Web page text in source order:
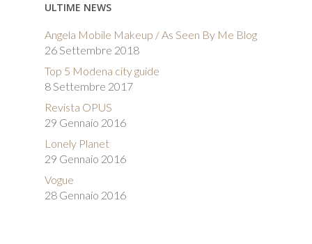
ULTIME NEWS
Angela Mobile Makeup / As Seen By Me Blog
26 Settembre 2018
Top 5 Modena city guide
8 Settembre 2017
Revista OPUS
29 Gennaio 2016
Lonely Planet
29 Gennaio 2016
Vogue
28 Gennaio 2016